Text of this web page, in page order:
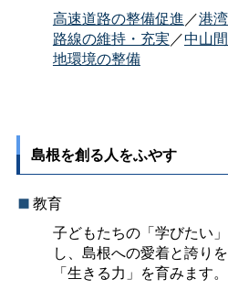
高速道路の整備促進／港
路線の維持・充実／中山
地環境の整備
島根を創る人をふやす
教育
子どもたちの「学びたい
し、島根への愛着と誇り
「生きる力」を育みます。